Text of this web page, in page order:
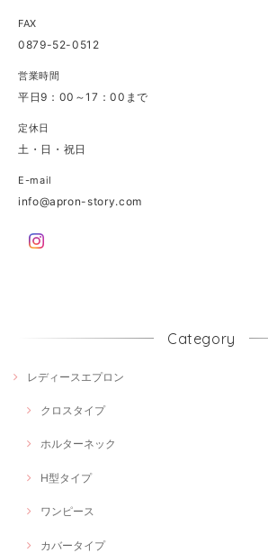
FAX
0879-52-0512
営業時間
平日9：00～17：00まで
定休日
土・日・祝日
E-mail
info@apron-story.com
Category
レディースエプロン
クロスタイプ
ホルターネック
H型タイプ
ワンピース
カバータイプ